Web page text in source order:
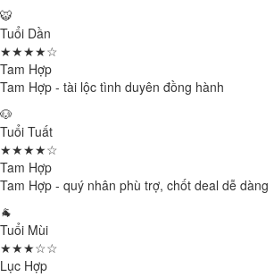
🐯
Tuổi Dần
★★★★☆
Tam Hợp
Tam Hợp - tài lộc tình duyên đồng hành
🐶
Tuổi Tuất
★★★★☆
Tam Hợp
Tam Hợp - quý nhân phù trợ, chốt deal dễ dàng
🐐
Tuổi Mùi
★★★☆☆
Lục Hợp